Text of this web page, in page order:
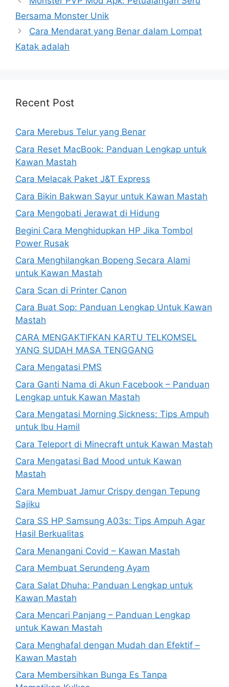
Bersama Monster Unik
Cara Mendarat yang Benar dalam Lompat
Katak adalah
Recent Post
Cara Merebus Telur yang Benar
Cara Reset MacBook: Panduan Lengkap untuk
Kawan Mastah
Cara Melacak Paket J&T Express
Cara Bikin Bakwan Sayur untuk Kawan Mastah
Cara Mengobati Jerawat di Hidung
Begini Cara Menghidupkan HP Jika Tombol
Power Rusak
Cara Menghilangkan Bopeng Secara Alami
untuk Kawan Mastah
Cara Scan di Printer Canon
Cara Buat Sop: Panduan Lengkap Untuk Kawan
Mastah
CARA MENGAKTIFKAN KARTU TELKOMSEL
YANG SUDAH MASA TENGGANG
Cara Mengatasi PMS
Cara Ganti Nama di Akun Facebook – Panduan
Lengkap untuk Kawan Mastah
Cara Mengatasi Morning Sickness: Tips Ampuh
untuk Ibu Hamil
Cara Teleport di Minecraft untuk Kawan Mastah
Cara Mengatasi Bad Mood untuk Kawan
Mastah
Cara Membuat Jamur Crispy dengan Tepung
Sajiku
Cara SS HP Samsung A03s: Tips Ampuh Agar
Hasil Berkualitas
Cara Menangani Covid – Kawan Mastah
Cara Membuat Serundeng Ayam
Cara Salat Dhuha: Panduan Lengkap untuk
Kawan Mastah
Cara Mencari Panjang – Panduan Lengkap
untuk Kawan Mastah
Cara Menghafal dengan Mudah dan Efektif –
Kawan Mastah
Cara Membersihkan Bunga Es Tanpa